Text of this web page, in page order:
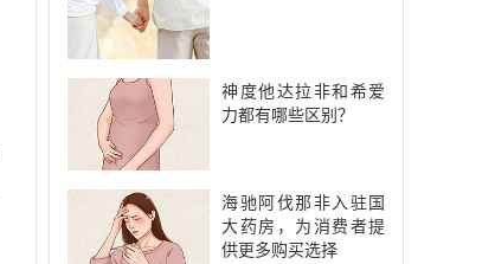
神度他达拉非和希爱
力都有哪些区别？
海驰阿伐那非入驻国
大药房，为消费者提
供更多购买选择